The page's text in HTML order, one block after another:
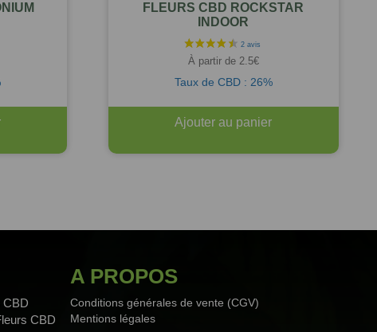
FLEURS CBD ROCKSTAR
INDOOR
À partir de 2.5€
Taux de CBD : 26%
Ajouter au panier
CBD
CBD
A PROPOS
Conditions générales de vente (CGV)
Mentions légales